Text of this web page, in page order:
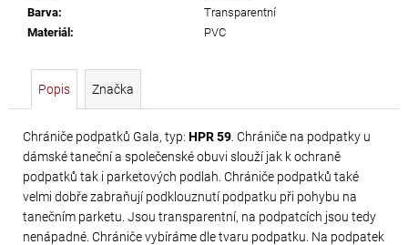
Barva:
Transparentní
Materiál: PVC
Popis Značka
Chrániče podpatků Gala, typ: HPR 59 . Chrániče na podpatky u
dámské taneční a společenské obuvi slouží jak k ochraně
podpatků tak i parketových podlah. Chrániče podpatků také
velmi dobře zabraňují podklouznutí podpatku při pohybu na
tanečním parketu. Jsou transparentní, na podpatcích jsou tedy
nenápadné. Chrániče vybíráme dle tvaru podpatku. Na podpatek
e
m
TŘÁSNĚ
NEELASTICKÉ
BARBADOS
DÉLKA
30
CM